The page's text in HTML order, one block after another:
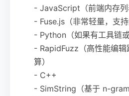
- JavaScript（前端内存列
- Fuse.js（非常轻量，支持
- Python（如果有工具链或
- RapidFuzz（高性能编
算）
- C++
- SimString（基于 n-